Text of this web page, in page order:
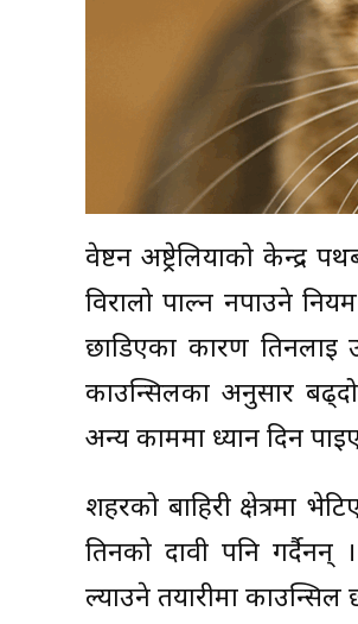
वेष्टर्न अष्ट्रेलियाको केन्द्र
विरालो पाल्न नपाउने
छाडिएका कारण तिनलाई
काउन्सिलका अनुसार
अन्य काममा ध्यान दिन
शहरको बाहिरी क्षेत्रमा
तिनको दावी पनि
ल्याउने तयारीमा काउन्सिल